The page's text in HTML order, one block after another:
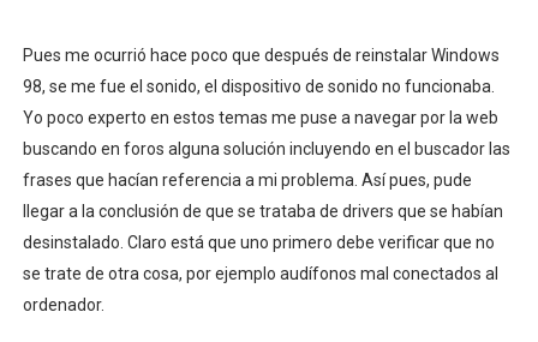
ARTHUR SCHOPENHAUER
LA BIODIVERSIDAD Y BIOSFERA
DISCIPLINAS DE LA ECOLOGÍA
OBJETIVOS DE LA ECOLOGÍA
Pues me ocurrió hace poco que después de reinstalar Windows
98, se me fue el sonido, el dispositivo de sonido no funcionaba.
Yo poco experto en estos temas me puse a navegar por la web
buscando en foros alguna solución incluyendo en el buscador las
frases que hacían referencia a mi problema. Así pues, pude
llegar a la conclusión de que se trataba de drivers que se habían
desinstalado. Claro está que uno primero debe verificar que no
se trate de otra cosa, por ejemplo audífonos mal conectados al
ordenador.